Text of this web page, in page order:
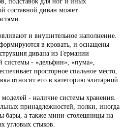
составной диван может
и внушительное наполнение.
в кровать, и оснащены
дивана из Германии
системы - «дельфин», «пума»,
просторное спальное место,
относит его в категорию элитарной
- наличие системы хранения.
принадлежностей, полки, иногда
бары, а также мини-столешницы на
угловых стыков.